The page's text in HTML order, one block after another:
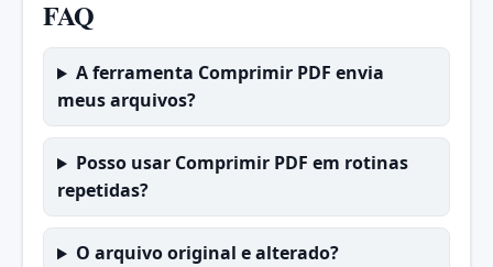
FAQ
A ferramenta Comprimir PDF envia
meus arquivos?
Posso usar Comprimir PDF em rotinas
repetidas?
O arquivo original e alterado?